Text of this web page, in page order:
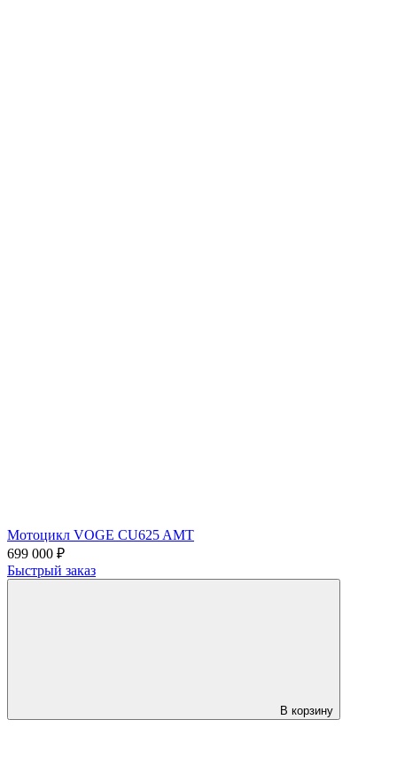
Мотоцикл VOGE CU625 AMT
699 000 ₽
Быстрый заказ
В корзину